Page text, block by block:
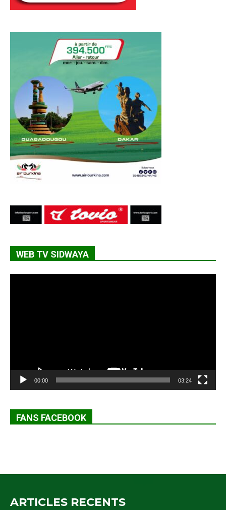
WEB TV SIDWAYA
00:00 03:24
FANS FACEBOOK
ARTICLES RECENTS